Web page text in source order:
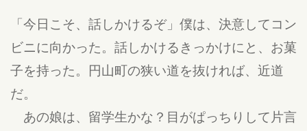
「今日こそ、話しかけるぞ」僕は、決意してコン
ビニに向かった。話しかけるきっかけにと、お菓
子を持った。円山町の狭い道を抜ければ、近道
だ。
あの娘は、留学生かな？目がぱっちりして片言